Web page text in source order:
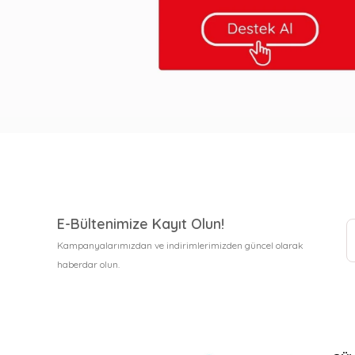
E-Bültenimize Kayıt Olun!
Kampanyalarımızdan ve indirimlerimizden güncel olarak
haberdar olun.